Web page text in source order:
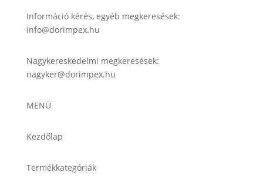
Információ kérés, egyéb megkeresések:
info@dorimpex.hu
Nagykereskedelmi megkeresések:
nagyker@dorimpex.hu
MENÜ
Kezdőlap
Termékkategóriák